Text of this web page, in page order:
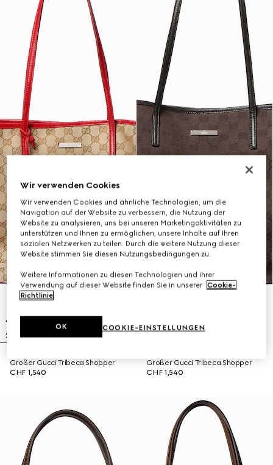
Großer Gucci Tribeca Shopper
CHF 1,540
Großer Gucci Tribeca Shopper
CHF 1,540
Wir verwenden Cookies
Wir verwenden Cookies und ähnliche Technologien, um die
Navigation auf der Website zu verbessern, die Nutzung der
Website zu analysieren, uns bei unseren Marketingaktivitäten zu
unterstützen und Ihnen zu ermöglichen, unsere Inhalte auf Ihren
sozialen Netzwerken zu teilen. Durch die weitere Nutzung dieser
Website stimmen Sie diesen Nutzungsbedingungen zu.
Weitere Informationen zu diesen Technologien und ihrer
Verwendung auf dieser Website finden Sie in unserer Cookie-
Richtlinie.
COOKIE-EINSTELLUNGEN
OK